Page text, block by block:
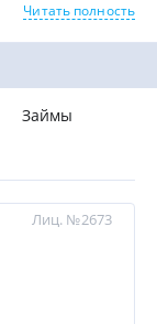
Читать полность
Займы
Лиц. №2673